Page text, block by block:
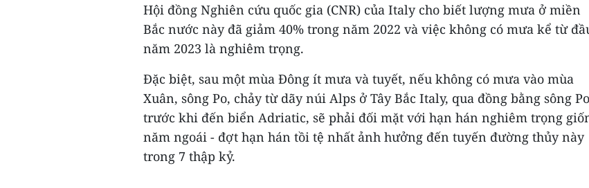
Hội đồng Nghiên cứu quốc gia (CNR) của Italy cho biết lượng mưa ở miền
Bắc nước này đã giảm 40% trong năm 2022 và việc không có mưa kể từ
năm 2023 là nghiêm trọng.
Đặc biệt, sau một mùa Đông ít mưa và tuyết, nếu không có mưa vào mùa
Xuân, sông Po, chảy từ dãy núi Alps ở Tây Bắc Italy, qua đồng bằng sông Po
trước khi đến biển Adriatic, sẽ phải đối mặt với hạn hán nghiêm trọng
năm ngoái - đợt hạn hán tồi tệ nhất ảnh hưởng đến tuyến đường thủy này
trong 7 thập kỷ.